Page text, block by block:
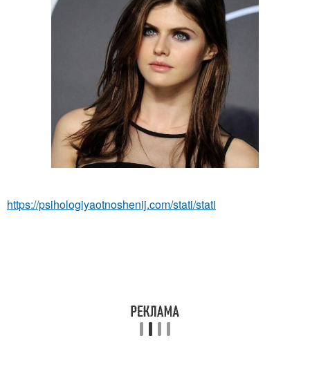
https://psihologiyaotnoshenij.com/stati/stati